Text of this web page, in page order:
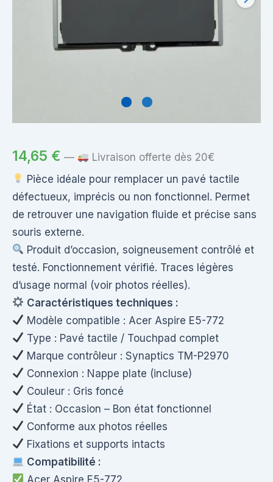
14,65 € —
Livraison offerte dès 20€
Pièce idéale pour remplacer un pavé tactile
défectueux, imprécis ou non fonctionnel. Permet
de retrouver une navigation fluide et précise sans
souris externe.
Produit d’occasion, soigneusement contrôlé et
testé. Fonctionnement vérifié. Traces légères
d’usage normal (voir photos réelles).
Caractéristiques techniques :
Modèle compatible : Acer Aspire E5-772
Type : Pavé tactile / Touchpad complet
Marque contrôleur : Synaptics TM-P2970
Connexion : Nappe plate (incluse)
Couleur : Gris foncé
État : Occasion – Bon état fonctionnel
Conforme aux photos réelles
Fixations et supports intacts
Compatibilité :
Acer Aspire E5-772